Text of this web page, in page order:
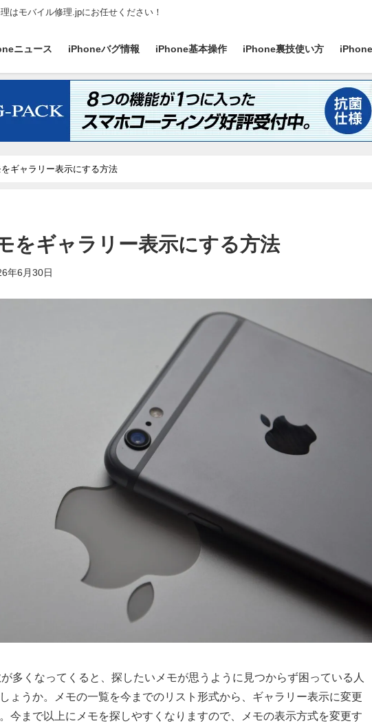
はモバイル修理.jpにお任せください！
ニュース iPhoneバグ情報 iPhone基本操作 iPhone裏技使い方
ギャラリー表示にする方法
をギャラリー表示にする方法
年6月30日
多くなってくると、探したいメモが思うように見つからず困っている人
ょうか。メモの一覧を今までのリスト形式から、ギャラリー表示に変更
今まで以上にメモを探しやすくなりますので、メモの表示方式を変更す